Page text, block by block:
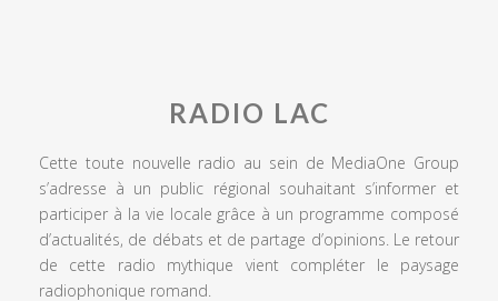
RADIO LAC
Cette toute nouvelle radio au sein de MediaOne Group
s’adresse à un public régional souhaitant s’informer et
participer à la vie locale grâce à un programme composé
d’actualités, de débats et de partage d’opinions. Le retour
de cette radio mythique vient compléter le paysage
radiophonique romand.